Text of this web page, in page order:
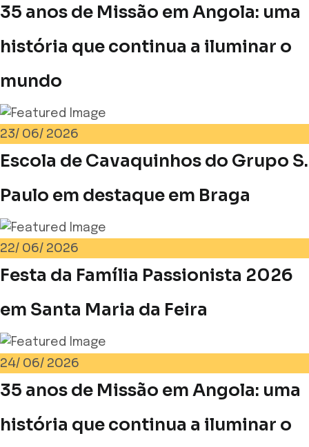
35 anos de Missão em Angola: uma
história que continua a iluminar o
mundo
23/ 06/ 2026
Escola de Cavaquinhos do Grupo S.
Paulo em destaque em Braga
22/ 06/ 2026
Festa da Família Passionista 2026
em Santa Maria da Feira
24/ 06/ 2026
35 anos de Missão em Angola: uma
história que continua a iluminar o